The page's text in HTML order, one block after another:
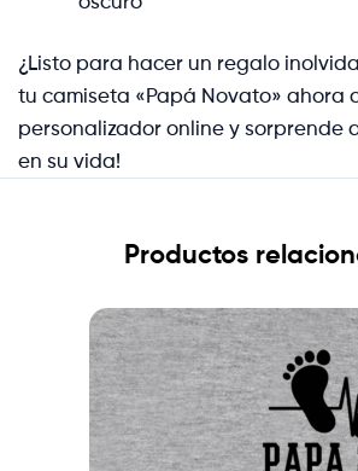
¿Listo para hacer un regalo
tu camiseta «Papá Novato» ahora
personalizador online y sorprende
en su vida!
Productos